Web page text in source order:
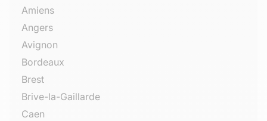
Amiens
Angers
Avignon
Bordeaux
Brest
Brive-la-Gaillarde
Caen